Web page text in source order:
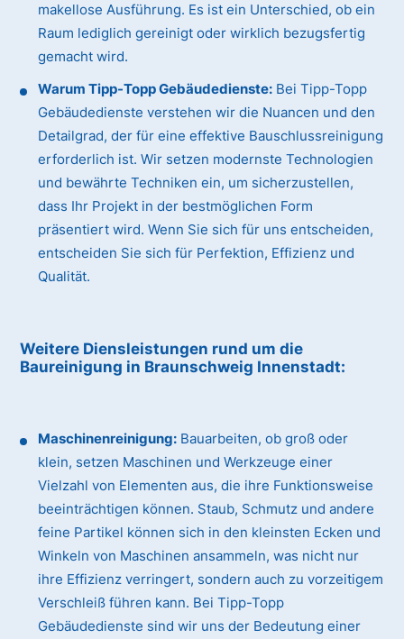
makellose Ausführung. Es ist ein Unterschied, ob ein
Raum lediglich gereinigt oder wirklich bezugsfertig
gemacht wird.
Warum Tipp-Topp Gebäudedienste: Bei Tipp-Topp
Gebäudedienste verstehen wir die Nuancen und den
Detailgrad, der für eine effektive Bauschlussreinigung
erforderlich ist. Wir setzen modernste Technologien
und bewährte Techniken ein, um sicherzustellen,
dass Ihr Projekt in der bestmöglichen Form
präsentiert wird. Wenn Sie sich für uns entscheiden,
entscheiden Sie sich für Perfektion, Effizienz und
Qualität.
Weitere Diensleistungen rund um die
Baureinigung in Braunschweig Innenstadt:
Maschinenreinigung: Bauarbeiten, ob groß oder
klein, setzen Maschinen und Werkzeuge einer
Vielzahl von Elementen aus, die ihre Funktionsweise
beeinträchtigen können. Staub, Schmutz und andere
feine Partikel können sich in den kleinsten Ecken und
Winkeln von Maschinen ansammeln, was nicht nur
ihre Effizienz verringert, sondern auch zu vorzeitigem
Verschleiß führen kann. Bei Tipp-Topp
Gebäudedienste sind wir uns der Bedeutung einer